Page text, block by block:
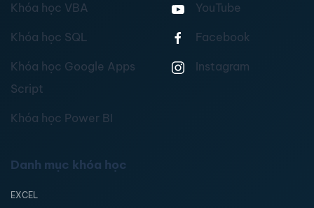
Khóa học VBA
Khóa học SQL
Khóa học Google Apps
Script
Khóa học Power BI
YouTube
Facebook
Instagram
Danh mục khóa học
EXCEL